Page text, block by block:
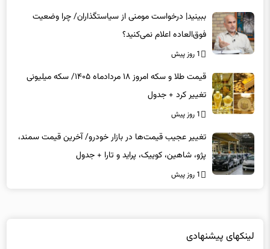
ببینید| درخواست مومنی از سیاستگذاران/ چرا وضعیت
فوق‌العاده اعلام نمی‌کنید؟
1 روز پیش
قیمت طلا و سکه امروز ۱۸ مردادماه ۱۴۰۵/ سکه میلیونی
تغییر کرد + جدول
1 روز پیش
تغییر عجیب قیمت‌ها در بازار خودرو/ آخرین قیمت سمند،
پژو، شاهین، کوییک، پراید و تارا + جدول
1 روز پیش
لینکهای پیشنهادی